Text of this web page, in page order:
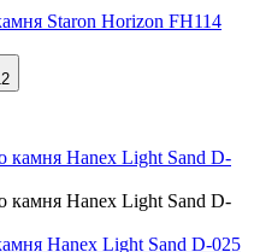
Staron Horizon FH114
Hanex Light Sand D-025